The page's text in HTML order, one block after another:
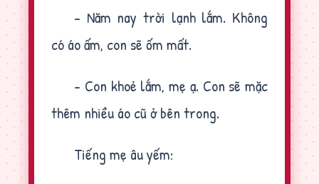
- Năm nay trời lạnh lắm. Không
có áo ấm, con sẽ ốm mất.
- Con khoẻ lắm, mẹ ạ. Con sẽ mặc
thêm nhiều áo cũ ở bên trong.
Tiếng mẹ âu yếm: